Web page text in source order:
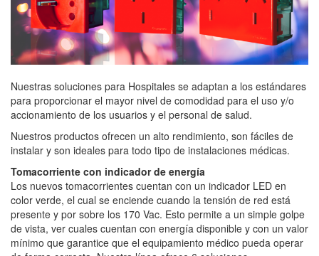
Nuestras soluciones para Hospitales se adaptan a los estándares
para proporcionar el mayor nivel de comodidad para el uso y/o
accionamiento de los usuarios y el personal de salud.
Nuestros productos ofrecen un alto rendimiento, son fáciles de
instalar y son ideales para todo tipo de instalaciones médicas.
Tomacorriente con indicador de energía
Los nuevos tomacorrientes cuentan con un indicador LED en
color verde, el cual se enciende cuando la tensión de red está
presente y por sobre los 170 Vac. Esto permite a un simple golpe
de vista, ver cuales cuentan con energía disponible y con un valor
mínimo que garantice que el equipamiento médico pueda operar